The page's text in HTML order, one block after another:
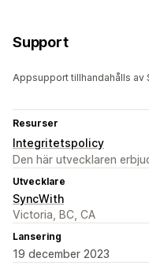
Support
Appsupport tillhandahålls av
Resurser
Integritetspolicy
Den här utvecklaren
Utvecklare
SyncWith
Victoria, BC, CA
Lansering
19 december 2023